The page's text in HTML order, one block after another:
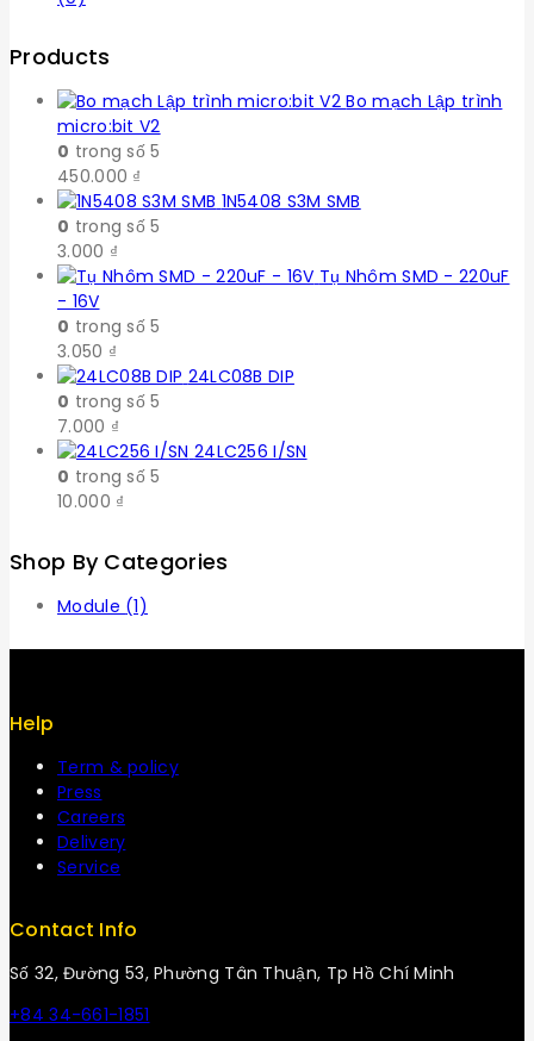
Products
Bo mạch Lập trình
micro:bit V2
0 trong số 5
450.000 ₫
1N5408 S3M SMB
0 trong số 5
3.000 ₫
Tụ Nhôm SMD - 220uF
- 16V
0 trong số 5
3.050 ₫
24LC08B DIP
0 trong số 5
7.000 ₫
24LC256 I/SN
0 trong số 5
10.000 ₫
Shop By Categories
Module (1)
Help
Term & policy
Press
Careers
Delivery
Service
Contact Info
Số 32, Đường 53, Phường Tân Thuận, Tp Hồ Chí Minh
+84 34-661-1851